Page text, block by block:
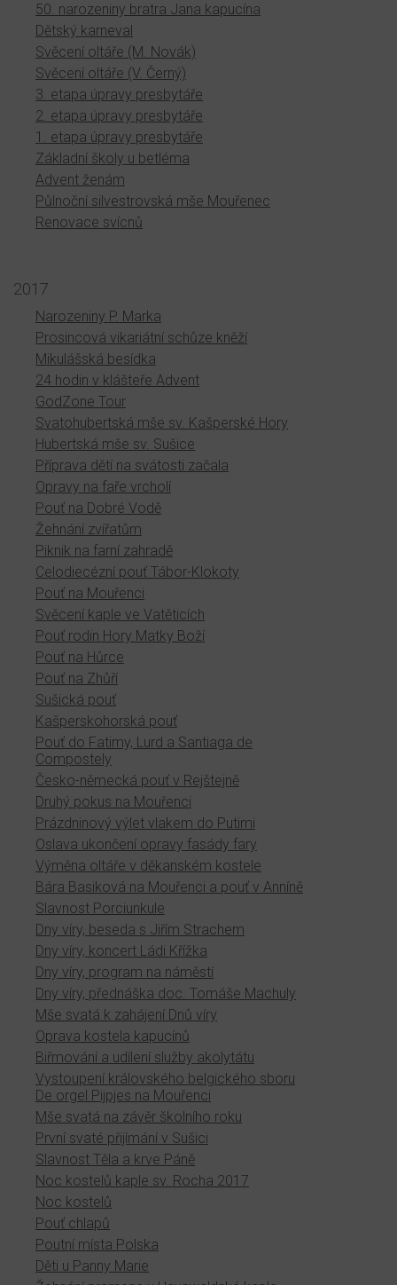
50. narozeniny bratra Jana kapucína
Dětský karneval
Svěcení oltáře (M. Novák)
Svěcení oltáře (V. Černý)
3. etapa úpravy presbytáře
2. etapa úpravy presbytáře
1. etapa úpravy presbytáře
Základní školy u betléma
Advent ženám
Půlnoční silvestrovská mše Mouřenec
Renovace svícnů
2017
Narozeniny P. Marka
Prosincová vikariátní schůze kněží
Mikulášská besídka
24 hodin v klášteře Advent
GodZone Tour
Svatohubertská mše sv. Kašperské Hory
Hubertská mše sv. Sušice
Příprava dětí na svátosti začala
Opravy na faře vrcholí
Pouť na Dobré Vodě
Žehnání zvířatům
Piknik na farní zahradě
Celodiecézní pouť Tábor-Klokoty
Pouť na Mouřenci
Svěcení kaple ve Vatěticích
Pouť rodin Hory Matky Boží
Pouť na Hůrce
Pouť na Zhůří
Sušická pouť
Kašperskohorská pouť
Pouť do Fatimy, Lurd a Santiaga de
Compostely
Česko-německá pouť v Rejštejně
Druhý pokus na Mouřenci
Prázdninový výlet vlakem do Putimi
Oslava ukončení opravy fasády fary
Výměna oltáře v děkanském kostele
Bára Basiková na Mouřenci a pouť v Anníně
Slavnost Porciunkule
Dny víry, beseda s Jiřím Strachem
Dny víry, koncert Ládi Křížka
Dny víry, program na náměstí
Dny víry, přednáška doc. Tomáše Machuly
Mše svatá k zahájení Dnů víry
Oprava kostela kapucínů
Biřmování a udílení služby akolytátu
Vystoupení královského belgického sboru
De orgel Pijpjes na Mouřenci
Mše svatá na závěr školního roku
První svaté přijímání v Sušici
Slavnost Těla a krve Páně
Noc kostelů kaple sv. Rocha 2017
Noc kostelů
Pouť chlapů
Poutní místa Polska
Děti u Panny Marie